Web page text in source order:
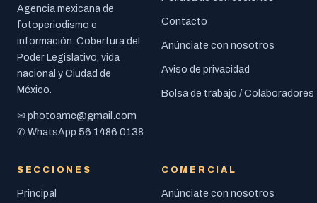
Agencia mexicana de
fotoperiodismo e
información. Cobertura del
Poder Legislativo, vida
nacional y Ciudad de
México.
✉ photoamc@gmail.com
✆ WhatsApp 56 1486 0138
Contacto
Anúnciate con nosotros
Aviso de privacidad
Bolsa de trabajo / Colaboradores
SECCIONES
Principal
COMERCIAL
Anúnciate con nosotros